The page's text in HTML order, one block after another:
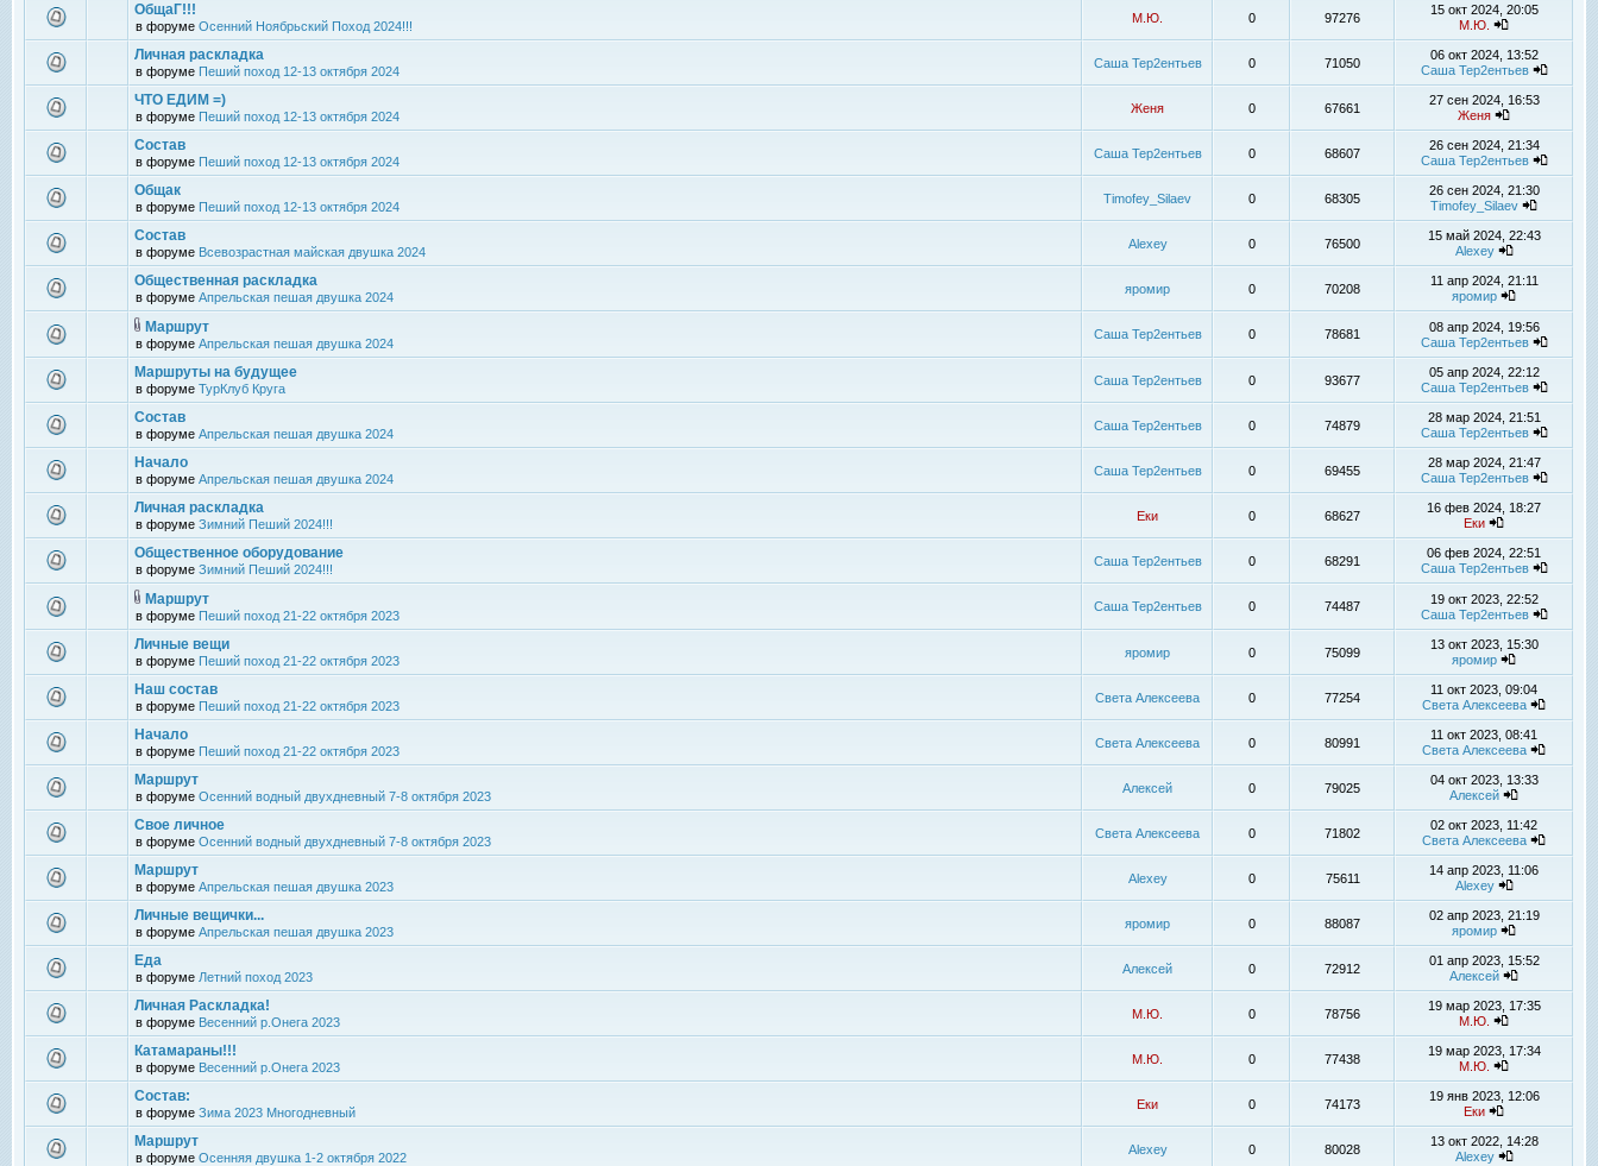
ОбщаГ!!!
в форуме Осенний Ноябрьский Поход 2024!!!
М.Ю. 0 97276
15 окт 2024, 20:05
М.Ю.
Личная раскладка
в форуме Пеший поход 12-13 октября 2024
Саша Тер2ентьев 0 71050
06 окт 2024, 13:52
Саша Тер2ентьев
ЧТО ЕДИМ =)
в форуме Пеший поход 12-13 октября 2024
Женя 0 67661
27 сен 2024, 16:53
Женя
Состав
в форуме Пеший поход 12-13 октября 2024
Саша Тер2ентьев 0 68607
26 сен 2024, 21:34
Саша Тер2ентьев
Общак
в форуме Пеший поход 12-13 октября 2024
Timofey_Silaev 0 68305
26 сен 2024, 21:30
Timofey_Silaev
Состав
в форуме Всевозрастная майская двушка 2024
Alexey 0 76500
15 май 2024, 22:43
Alexey
Общественная раскладка
в форуме Апрельская пешая двушка 2024
яромир 0 70208
11 апр 2024, 21:11
яромир
Маршрут
в форуме Апрельская пешая двушка 2024
Саша Тер2ентьев 0 78681
08 апр 2024, 19:56
Саша Тер2ентьев
Маршруты на будущее
в форуме ТурКлуб Круга
Саша Тер2ентьев 0 93677
05 апр 2024, 22:12
Саша Тер2ентьев
Состав
в форуме Апрельская пешая двушка 2024
Саша Тер2ентьев 0 74879
28 мар 2024, 21:51
Саша Тер2ентьев
Начало
в форуме Апрельская пешая двушка 2024
Саша Тер2ентьев 0 69455
28 мар 2024, 21:47
Саша Тер2ентьев
Личная раскладка
в форуме Зимний Пеший 2024!!!
Еки 0 68627
16 фев 2024, 18:27
Еки
Общественное оборудование
в форуме Зимний Пеший 2024!!!
Саша Тер2ентьев 0 68291
06 фев 2024, 22:51
Саша Тер2ентьев
Маршрут
в форуме Пеший поход 21-22 октября 2023
Саша Тер2ентьев 0 74487
19 окт 2023, 22:52
Саша Тер2ентьев
Личные вещи
в форуме Пеший поход 21-22 октября 2023
яромир 0 75099
13 окт 2023, 15:30
яромир
Наш состав
в форуме Пеший поход 21-22 октября 2023
Света Алексеева 0 77254
11 окт 2023, 09:04
Света Алексеева
Начало
в форуме Пеший поход 21-22 октября 2023
Света Алексеева 0 80991
11 окт 2023, 08:41
Света Алексеева
Маршрут
в форуме Осенний водный двухдневный 7-8 октября 2023
Алексей 0 79025
04 окт 2023, 13:33
Алексей
Свое личное
в форуме Осенний водный двухдневный 7-8 октября 2023
Света Алексеева 0 71802
02 окт 2023, 11:42
Света Алексеева
Маршрут
в форуме Апрельская пешая двушка 2023
Alexey 0 75611
14 апр 2023, 11:06
Alexey
Личные вещички...
в форуме Апрельская пешая двушка 2023
яромир 0 88087
02 апр 2023, 21:19
яромир
Еда
в форуме Летний поход 2023
Алексей 0 72912
01 апр 2023, 15:52
Алексей
Личная Раскладка!
в форуме Весенний р.Онега 2023
М.Ю. 0 78756
19 мар 2023, 17:35
М.Ю.
Катамараны!!!
в форуме Весенний р.Онега 2023
М.Ю. 0 77438
19 мар 2023, 17:34
М.Ю.
Состав:
в форуме Зима 2023 Многодневный
Еки 0 74173
19 янв 2023, 12:06
Еки
Маршрут
в форуме Осенняя двушка 1-2 октября 2022
Alexey 0 80028
13 окт 2022, 14:28
Alexey